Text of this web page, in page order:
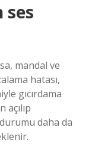
ses
mandal ve
hatası,
gıcırdama
açılıp
daha da